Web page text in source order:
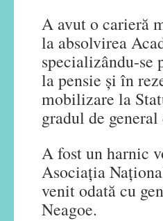
A avut o carieră
la absolvirea
specializându-
la pensie şi în
mobilizare la
gradul de
A fost un harnic
Asociaţia
venit odată cu
Neagoe.